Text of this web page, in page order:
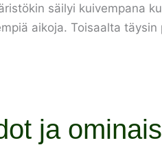
säilyi kuivempana
aikoja. Toisaalta
ja